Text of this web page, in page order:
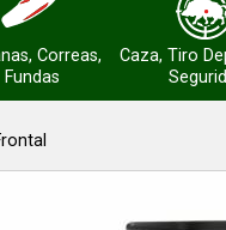
Correas,
Fundas
Caza, Tiro